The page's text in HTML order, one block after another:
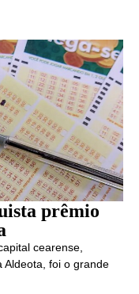
prêmio
cearense,
Aldeota, foi o grande